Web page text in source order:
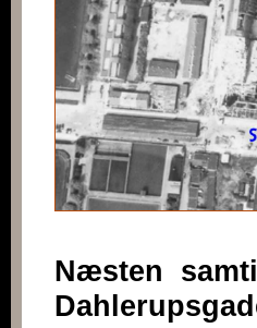
Næsten